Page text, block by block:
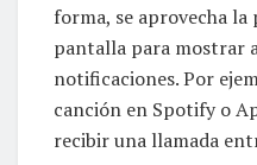
forma, se aprovecha
pantalla para mostrar
notificaciones. Por
canción en Spotify o
recibir una llamada